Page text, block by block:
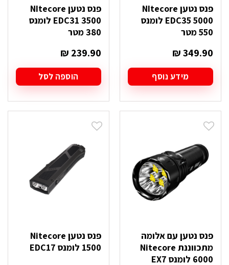
פנס נטען NItecore
EDC35 5000 לומנס
550 מטר
₪349.90
מידע נוסף
פנס נטען NItecore
EDC31 3500 לומנס
380 מטר
₪ 239.90
הוספה לסל
פנס נטען עם אלומה
מתכווננת Nitecore
6000 לומנס EX7
פנס נטען Nitecore
1500 לומנס EDC17